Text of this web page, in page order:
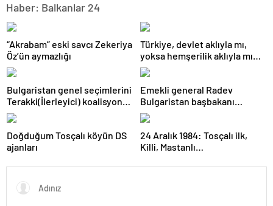
Haber: Balkanlar 24
“Akrabam” eski savcı Zekeriya
Öz’ün aymazlığı
Türkiye, devlet aklıyla mı,
yoksa hemşerilik aklıyla mı
yönetiliyor?
Bulgaristan genel seçimlerini
Terakki(İlerleyici) koalisyonu
kazandı
Emekli general Radev
Bulgaristan başbakanı
olabilecek mi?
Doğduğum Tosçalı köyün DS
ajanları
24 Aralık 1984: Tosçalı ilk,
Killi, Mastanlı…